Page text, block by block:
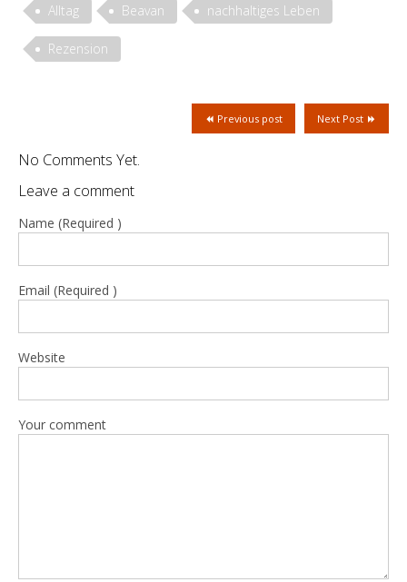
Alltag Beavan nachhaltiges Leben
Rezension
Next Post
Previous post
No Comments Yet.
Leave a comment
Name (Required )
Email (Required )
Website
Your comment